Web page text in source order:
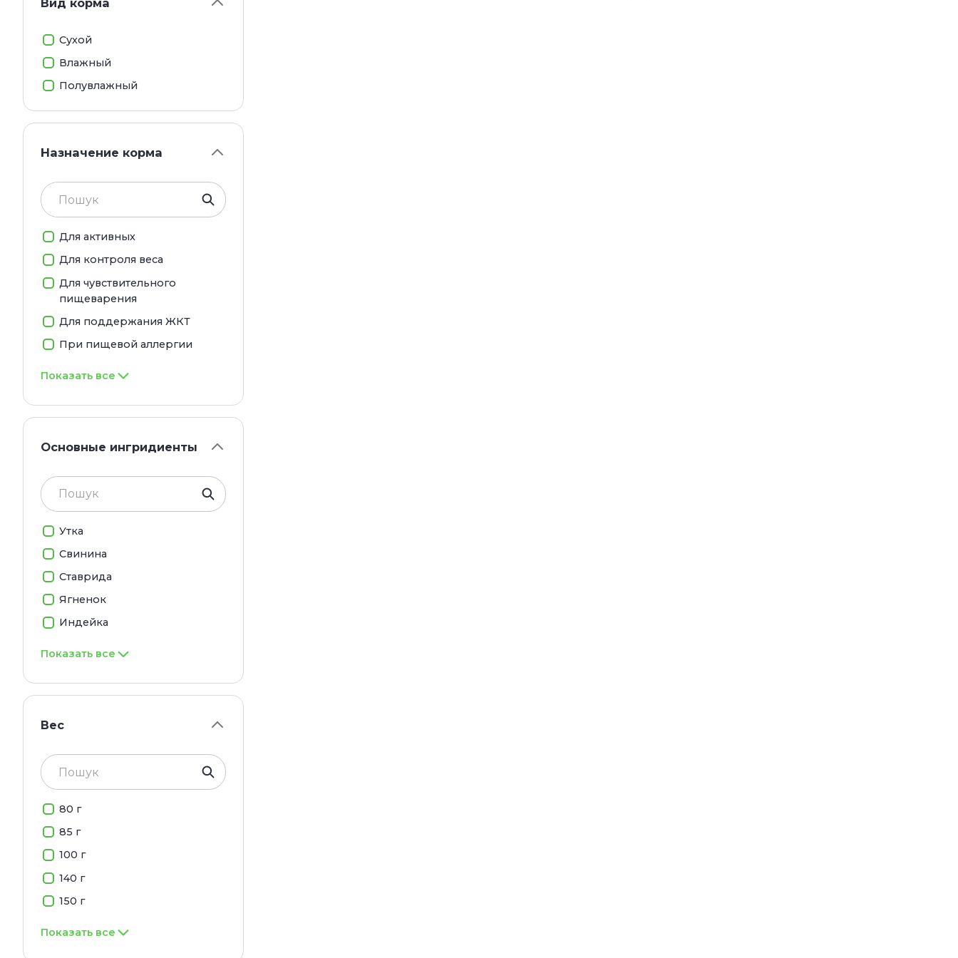
Сухой
Влажный
Полувлажный
Назначение корма
Для активных
Для контроля веса
Для чувствительного
пищеварения
Для поддержания ЖКТ
При пищевой аллергии
Показать все
Основные ингридиенты
Утка
Свинина
Ставрида
Ягненок
Индейка
Показать все
Вес
80 г
85 г
100 г
140 г
150 г
Показать все